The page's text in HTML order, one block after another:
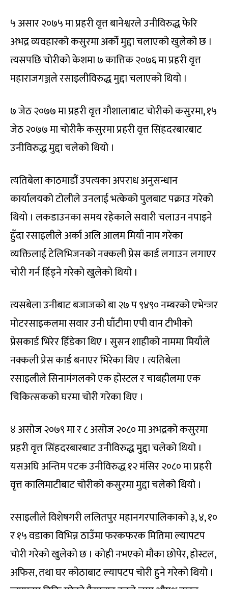
५ असार २०७५ मा प्रहरी वृत्त बानेश्वरले उनीविरुद्ध फेरि
अभद्र व्यवहारको कसुरमा अर्को मुद्दा चलाएको खुलेको छ ।
त्यसपछि चोरीको केशमा ७ कात्तिक २०७६ मा प्रहरी वृत्त
महाराजगञ्जले रसाइलीविरुद्ध मुद्दा चलाएको थियो ।
७ जेठ २०७७ मा प्रहरी वृत्त गौशालाबाट चोरीको कसुरमा, १५
जेठ २०७७ मा चोरीकै कसुरमा प्रहरी वृत्त सिंहदरबारबाट
उनीविरुद्ध मुद्दा चलेको थियो ।
त्यतिबेला काठमाडौं उपत्यका अपराध अनुसन्धान
कार्यालयको टोलीले उनलाई भत्केको पुलबाट पक्राउ गरेको
थियो । लकडाउनका समय रहेकाले सवारी चलाउन नपाइने
हुँदा रसाइलीले अर्का अलि आलम मियाँ नाम गरेका
व्यक्तिलाई टेलिभिजनको नक्कली प्रेस कार्ड लगाउन लगाएर
चोरी गर्न हिँड्ने गरेको खुलेको थियो ।
त्यसबेला उनीबाट बजाजको बा २७ प ९४९० नम्बरको एभेन्जर
मोटरसाइकलमा सवार उनी घाँटीमा एपी वान टीभीको
प्रेसकार्ड भिरेर हिँडेका थिए । सुसन शाहीको नाममा मियाँले
नक्कली प्रेस कार्ड बनाएर भिरेका थिए । त्यतिबेला
रसाइलीले सिनामंगलको एक होस्टल र चाबहीलमा एक
चिकित्सकको घरमा चोरी गरेका थिए ।
४ असोज २०७९ मा र ८ असोज २०८० मा अभद्रको कसुरमा
प्रहरी वृत्त सिंहदरबारबाट उनीविरुद्ध मुद्दा चलेको थियो ।
यसअघि अन्तिम पटक उनीविरुद्ध १२ मंसिर २०८० मा प्रहरी
वृत्त कालिमाटीबाट चोरीको कसुरमा मुद्दा चलेको थियो ।
रसाइलीले विशेषगरी ललितपुर महानगरपालिकाको ३, ४, १०
र १५ वडाका विभिन्न ठाउँमा फरकफरक मितिमा ल्यापटप
चोरी गरेको खुलेको छ । कोही नभएको मौका छोपेर, होस्टल,
अफिस, तथा घर कोठाबाट ल्यापटप चोरी हुने गरेको थियो ।